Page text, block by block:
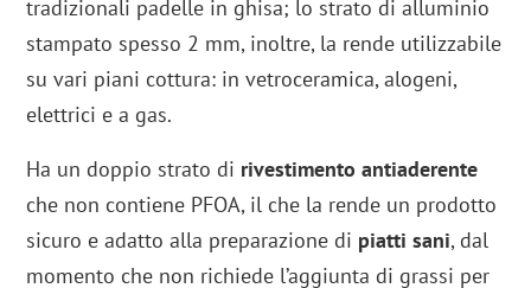
tradizionali padelle in ghisa; lo strato di alluminio
stampato spesso 2 mm, inoltre, la rende utilizzabile
su vari piani cottura: in vetroceramica, alogeni,
elettrici e a gas.
Ha un doppio strato di rivestimento antiaderente
che non contiene PFOA, il che la rende un prodotto
sicuro e adatto alla preparazione di piatti sani, dal
momento che non richiede l’aggiunta di grassi per